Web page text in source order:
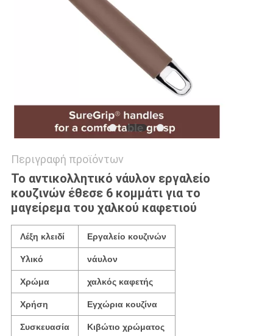
Περιγραφή προϊόντων
Το αντικολλητικό νάυλον εργαλείο
κουζινών έθεσε 6 κομμάτι για το
μαγείρεμα του χαλκού καφετιού
Λέξη κλειδί Εργαλείο κουζινών
Υλικό νάυλον
Χρώμα χαλκός καφετής
Χρήση Εγχώρια κουζίνα
Συσκευασία Κιβώτιο χρώματος